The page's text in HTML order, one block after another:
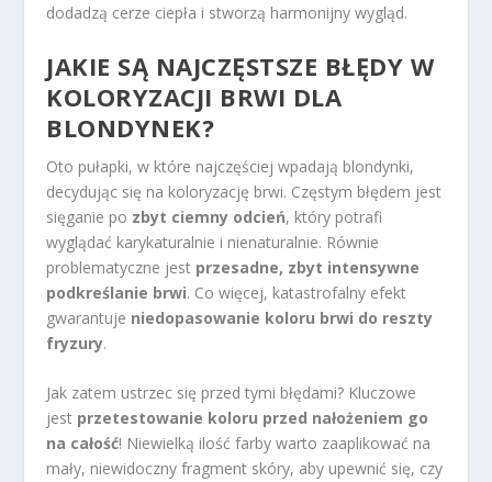
dodadzą cerze ciepła i stworzą harmonijny wygląd.
JAKIE SĄ NAJCZĘSTSZE BŁĘDY W
KOLORYZACJI BRWI DLA
BLONDYNEK?
Oto pułapki, w które najczęściej wpadają blondynki,
decydując się na koloryzację brwi. Częstym błędem jest
sięganie po zbyt ciemny odcień, który potrafi
wyglądać karykaturalnie i nienaturalnie. Równie
problematyczne jest przesadne, zbyt intensywne
podkreślanie brwi. Co więcej, katastrofalny efekt
gwarantuje niedopasowanie koloru brwi do reszty
fryzury.
Jak zatem ustrzec się przed tymi błędami? Kluczowe
jest przetestowanie koloru przed nałożeniem go
na całość! Niewielką ilość farby warto zaaplikować na
mały, niewidoczny fragment skóry, aby upewnić się, czy